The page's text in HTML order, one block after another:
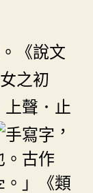
《說文
女之初
上聲．止
，
。古作
。」《類